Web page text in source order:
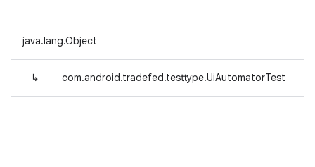
java.lang.Object
↳ com.android.tradefed.testtype.UiAutomatorTest